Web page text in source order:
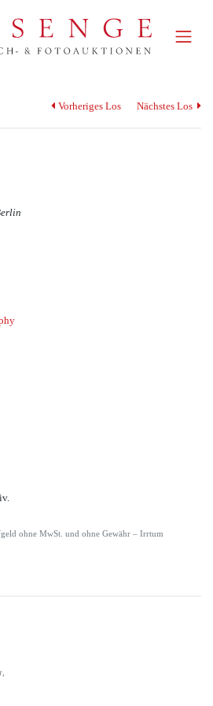
Vorheriges Los Nächstes Los
ohne MwSt. und ohne Gewähr – Irrtum